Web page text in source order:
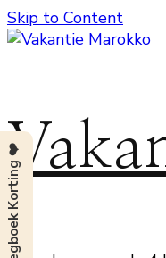
Skip to Content
❤️ Vroegboek Korting ❤️